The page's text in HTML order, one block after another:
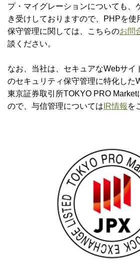
プ・マイグレーションについても、
き受けしておりますので、PHPを使
保守管理に関しては、こちらのお問
談ください。
なお、当社は、セキュアなWebサイ
のセキュリティ保守管理に特化した
東京証券取引所TOKYO PRO Market
ので、与信管理については IR情報 を